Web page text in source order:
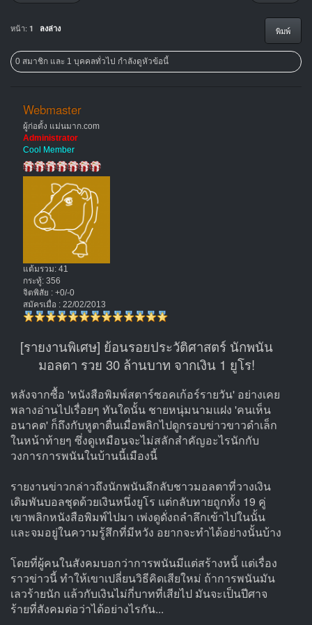
พิมพ์
หน้า: 1 ลงล่าง
0 สมาชิก และ 1 บุคคลทั่วไป กำลังดูหัวข้อนี้
Webmaster
ผู้ก่อตั้ง แม่นมาก.com
Administrator
Cool Member
แต้มรวม: 41
กระทู้: 356
จิตพิสัย : +0/-0
สมัครเมื่อ : 22/02/2013
[รายงานพิเศษ] ย้อนรอยประวัติศาสตร์ นักพนัน
มอลตา รวย 30 ล้านบาท จากเงิน 1 ยูโร!
หลังจากซื้อ 'หนังสือพิมพ์สตาร์ซอคเก้อร์รายวัน' อย่างเคย
พลางอ่านไปเรื่อยๆ ทันใดนั้น ชายหนุ่มนามแฝง 'คนเห็น
อนาคต' ก็ถึงกับหูตาตื่นเมื่อพลิกไปดูกรอบข่าวขาวดำเล็ก
ในหน้าท้ายๆ ซึ่งดูเหมือนจะไม่สลักสำคัญอะไรนักกับ
วงการการพนันในบ้านนี้เมืองนี้
รายงานข่าวกล่าวถึงนักพนันลึกลับชาวมอลตาที่วางเงิน
เดิมพันบอลชุดด้วยเงินหนึ่งยูโร แต่กลับทายถูกทั้ง 19 คู่
เขาพลิกหนังสือพิมพ์ไปมา เพ่งดูดั่งถลำลึกเข้าไปในนั้น
และจมอยู่ในความรู้สึกที่มีหวัง อยากจะทำได้อย่างนั้นบ้าง
โดยที่ผู้คนในสังคมบอกว่าการพนันมีแต่สร้างหนี้ แต่เรื่อง
ราวข่าวนี้ ทำให้เขาเปลี่ยนวิธีคิดเสียใหม่ ถ้าการพนันมัน
เลวร้ายนัก แล้วกับเงินไม่กี่บาทที่เสียไป มันจะเป็นปีศาจ
ร้ายที่สังคมต่อว่าได้อย่างไรกัน...